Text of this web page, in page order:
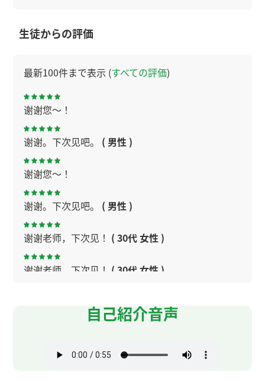
生徒からの評価
最新100件まで表示 (すべての評価)
谢谢您～！
谢谢。下次见吧。 ( 男性 )
谢谢您～！
谢谢。下次见吧。 ( 男性 )
谢谢老师，下次见！ ( 30代 女性 )
谢谢老师，下次见！ ( 30代 女性 )
自己紹介音声